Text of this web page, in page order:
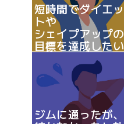
短時間でダイエッ
トや
シェイプアップの
目標を達成したい
ジムに通ったが、